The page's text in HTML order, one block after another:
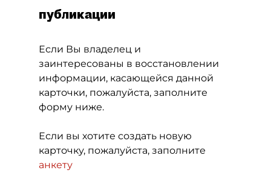
публикации
Если Вы владелец и
заинтересованы в восстановлении
информации, касающейся данной
карточки, пожалуйста, заполните
форму ниже.
Если вы хотите создать новую
карточку, пожалуйста, заполните
анкету